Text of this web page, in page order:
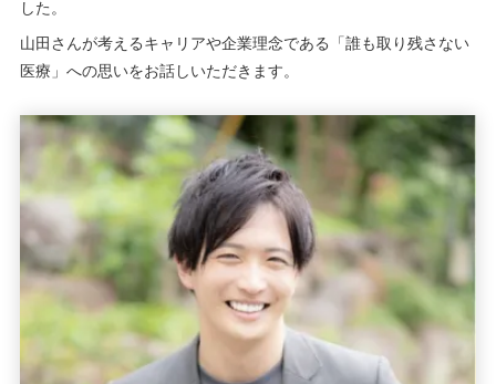
した。
山田さんが考えるキャリアや企業理念である「誰も取り残さない
医療」への思いをお話しいただきます。